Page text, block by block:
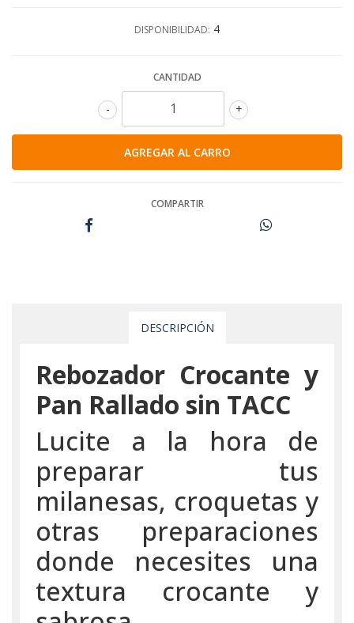
DISPONIBILIDAD: 4
CANTIDAD
+
-
COMPARTIR
DESCRIPCIÓN
Rebozador Crocante y
Pan Rallado sin TACC
Lucite a la hora de
preparar tus
milanesas, croquetas y
otras preparaciones
donde necesites una
textura crocante y